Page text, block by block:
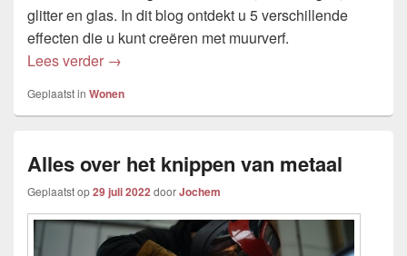
glitter en glas. In dit blog ontdekt u 5 verschillende
effecten die u kunt creëren met muurverf.
Lees verder Verf kopen
→
Geplaatst in Wonen
Alles over het knippen van metaal
Geplaatst op29 juli 2022doorJochem